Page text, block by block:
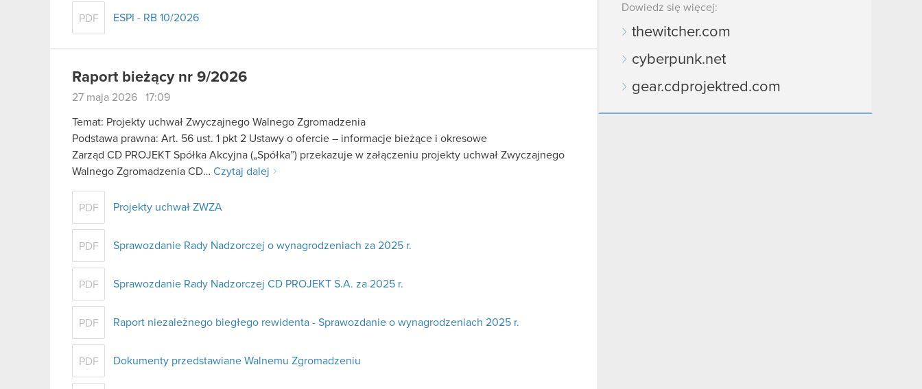
PDF ESPI - RB 10/2026
Raport bieżący nr 9/2026
27 maja 2026 17:09
Temat: Projekty uchwał Zwyczajnego Walnego Zgromadzenia
Podstawa prawna: Art. 56 ust. 1 pkt 2 Ustawy o ofercie – informacje bieżące i okresowe
Zarząd CD PROJEKT Spółka Akcyjna („Spółka”) przekazuje w załączeniu projekty uchwał Zwyczajnego
Walnego Zgromadzenia CD… Czytaj dalej
PDF Projekty uchwał ZWZA
PDF Sprawozdanie Rady Nadzorczej o wynagrodzeniach za 2025 r.
PDF Sprawozdanie Rady Nadzorczej CD PROJEKT S.A. za 2025 r.
PDF Raport niezależnego biegłego rewidenta - Sprawozdanie o wynagrodzeniach 2025 r.
PDF Dokumenty przedstawiane Walnemu Zgromadzeniu
Dowiedz się więcej:
thewitcher.com
cyberpunk.net
gear.cdprojektred.com